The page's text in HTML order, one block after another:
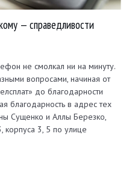
— справедливости
не смолкал ни на минуту.
вопросами, начиная от
до благодарности
благодарность в адрес тех
Сущенко и Аллы Березко,
3, 5 по улице